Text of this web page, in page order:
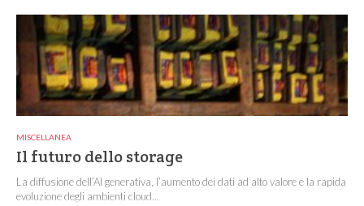
MISCELLANEA
Il futuro dello storage
La diffusione dell’AI generativa, l’aumento dei dati ad alto valore e la rapida
evoluzione degli ambienti cloud...